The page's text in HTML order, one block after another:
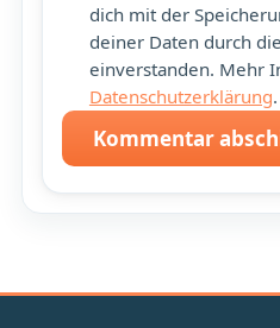
dich mit der
deiner Daten durch
einverstanden. Mehr
Datenschutzerklärung.
Kommentar